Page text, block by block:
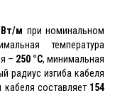
Вт/м при номинальном
температура
– 250 °С, минимальная
радиус изгиба кабеля
кабеля составляет 154